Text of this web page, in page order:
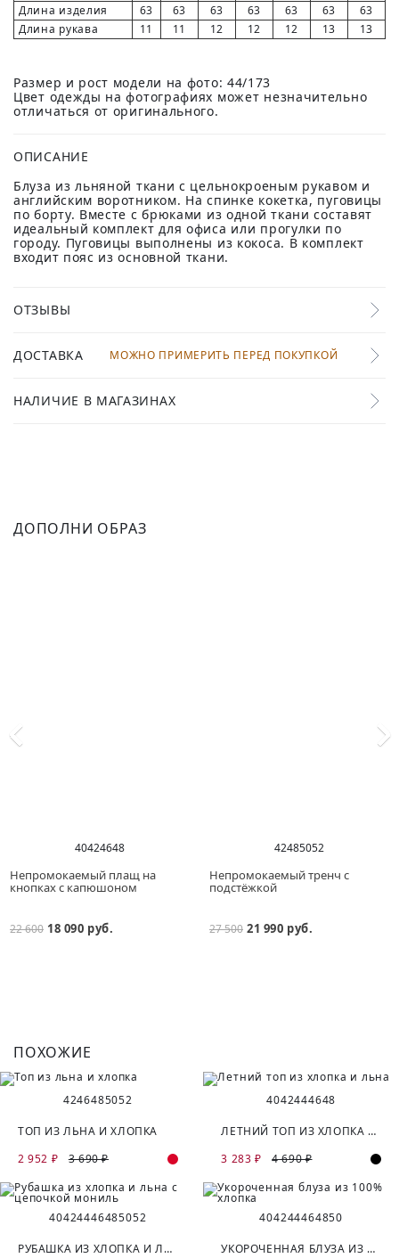
Длина изделия
63 63 63 63 63 63
63
Длина рукава
11 11 12 12 12 13 13
Размер и рост модели на фото: 44/173
Цвет одежды на фотографиях может незначительно
отличаться от оригинального.
ОПИСАНИЕ
Блуза из льняной ткани с цельнокроеным рукавом и
английским воротником. На спинке кокетка, пуговицы
по борту. Вместе с брюками из одной ткани составят
идеальный комплект для офиса или прогулки по
городу. Пуговицы выполнены из кокоса. В комплект
входит пояс из основной ткани.
ОТЗЫВЫ
ДОСТАВКА МОЖНО ПРИМЕРИТЬ ПЕРЕД ПОКУПКОЙ
НАЛИЧИЕ В МАГАЗИНАХ
ДОПОЛНИ ОБРАЗ
40424648
Непромокаемый плащ на
кнопках с капюшоном
22 600 18 090 руб.
42485052
Непромокаемый тренч с
подстёжкой
27 500 21 990 руб.
ПОХОЖИЕ
4246485052
ТОП ИЗ ЛЬНА И ХЛОПКА
2 952 ₽
3 690 ₽
4042444648
ЛЕТНИЙ ТОП ИЗ ХЛОПКА И ЛЬНА
3 283 ₽
4 690 ₽
40424446485052
РУБАШКА ИЗ ХЛОПКА И ЛЬНА С ЦЕПОЧКОЙ МОНИЛЬ
404244464850
УКОРОЧЕННАЯ БЛУЗА ИЗ 100% ХЛОПКА